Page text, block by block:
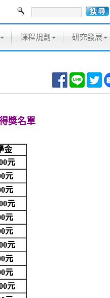
課程規劃 研究發展
獎名單
金
元
元
元
元
元
元
元
元
元
元